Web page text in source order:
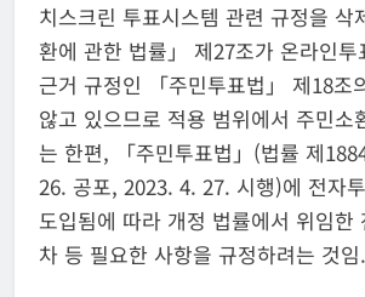
치스크린 투표시스템 관련 규정을 삭
환에 관한 법률」 제27조가 온라인투
근거 규정인 「주민투표법」 제18조
않고 있으므로 적용 범위에서 주민소
는 한편, 「주민투표법」(법률 제
26. 공포, 2023. 4. 27. 시행)에 전자
도입됨에 따라 개정 법률에서 위임한
차 등 필요한 사항을 규정하려는 것임.